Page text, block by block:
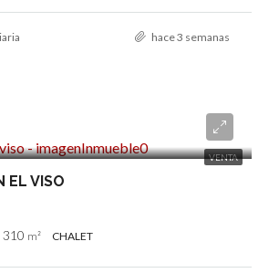
hace 3 semanas
VENTA
EL VISO
310 m² CHALET